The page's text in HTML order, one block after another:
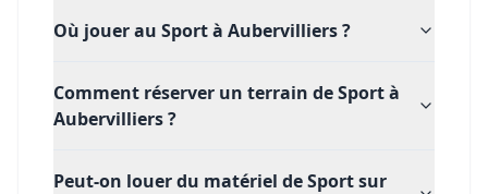
Où jouer au Sport à Aubervilliers ?
Comment réserver un terrain de Sport à
Aubervilliers ?
Peut-on louer du matériel de Sport sur